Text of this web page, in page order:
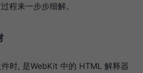
程来一步步细解。
时, 是WebKit 中的 HTML 解释器